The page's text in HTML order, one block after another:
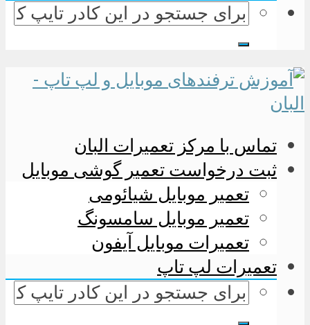
تماس با مرکز تعمیرات البان
ثبت درخواست تعمیر گوشی موبایل
تعمیر موبایل شیائومی
تعمیر موبایل سامسونگ
تعمیرات موبایل آیفون
تعمیرات لپ تاپ